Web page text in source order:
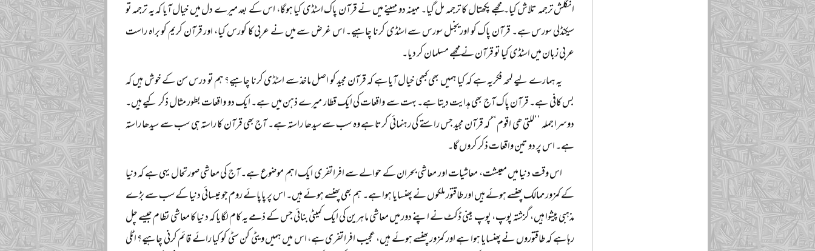
انگلش ترجمہ تلاش کیا۔ مجھے پکھتال کا ترجمہ مل گیا۔ مہینہ دو مہینے میں نے قرآن پاک اسٹڈی کیا ہوگا، اس کے بعد میرے دل میں خیال آیا کہ یہ ترجمہ تو
سیکنڈلی سورس ہے۔ قرآن پاک کو اوریجنل سورس سے اسٹڈی کرنا چاہیے۔ اس غرض سے میں نے عربی کا کورس کیا، اور قرآن کریم کو براہ راست
عربی زبان میں اسٹڈی کیا تو قرآن نے مجھے مسلمان کر دیا۔
یہ ہمارے لیے لمحہ فکریہ ہے کہ کیا ہمیں بھی کبھی خیال آیا ہے کہ قرآن مجید کو اصل ماخذ سے اسٹڈی کرنا چاہیے؟ ہم تو درس سن کے خوش ہیں کہ
بس کافی ہے۔ قرآن پاک آج بھی ہدایت دیتا ہے۔ بہت سے واقعات کی ایک قطار میرے ذہن میں ہے۔ ایک دو واقعات بطور مثال ذکر کیے ہیں۔
دوسرا جملہ ’’للتی ھی اقوم‘‘ کہ قرآن مجید جس راستے کی رہنمائی کرتا ہے وہ سب سے سیدھا راستہ ہے۔ آج بھی قرآن کا راستہ ہی سب سے سیدھا راستہ
ہے۔ اس پر دو تین واقعات ذکر کروں گا۔
اس وقت دنیا میں معیشت، معاشیات اور معاشی بحران کے حوالے سے افراتفری ایک اہم موضوع ہے۔ آج کی معاشی صورتحال یہی ہے کہ دنیا
کے کمزور ممالک پھنسے ہوئے ہیں اور طاقتور ملکوں نے پھنسایا ہوا ہے۔ ہم بھی پھنسے ہوئے ہیں۔ اس پر پاپائے روم جو عیسائی دنیا کے سب سے بڑے
مذہبی پیشوا ہیں، گزشتہ پوپ، پوپ بینی ڈکٹ نے اپنے دور میں معاشی ماہرین کی ایک کمیٹی بنائی جس کے ذمے یہ کام لگایا کہ دنیا کا معاشی نظام جیسے چل
رہا ہے کہ طاقتوروں نے پھنسایا ہوا ہے اور کمزور پھنسے ہوئے ہیں، عجیب افراتفری ہے، اس میں ہمیں ویٹی کن سٹی کو کیا رائے قائم کرنی چاہیے؟ اٹلی